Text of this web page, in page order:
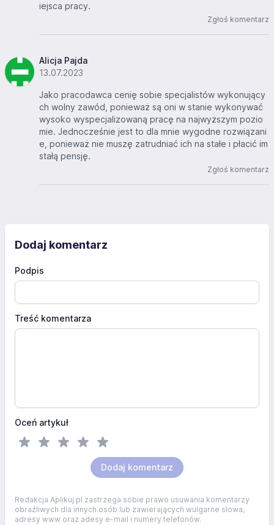
iejsca pracy.
Zgłoś komentarz
Alicja Pajda
13.07.2023
Jako pracodawca cenię sobie specjalistów wykonujący
ch wolny zawód, ponieważ są oni w stanie wykonywać
wysoko wyspecjalizowaną pracę na najwyższym pozio
mie. Jednocześnie jest to dla mnie wygodne rozwiązani
e, ponieważ nie muszę zatrudniać ich na stałe i płacić im
stałą pensję.
Zgłoś komentarz
Dodaj komentarz
Podpis
Treść komentarza
Oceń artykuł
Dodaj komentarz
Redakcja Aplikuj.pl zastrzega sobie prawo usuwania komentarzy
obraźliwych dla innych osób lub zawierających wulgarne słowa,
adresy www oraz adesy e-mail i numery telefonów.